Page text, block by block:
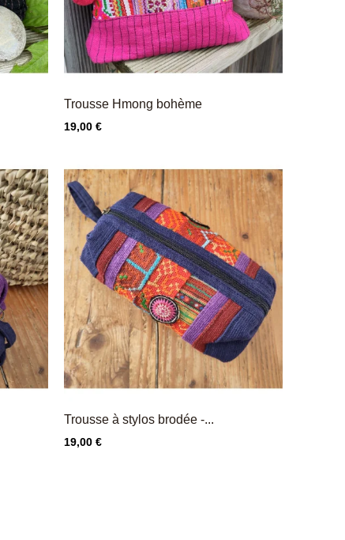
Trousse Hmong bohème
Prix
19,00 €
Trousse à stylos brodée -...
Prix
19,00 €